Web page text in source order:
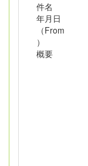
件名
年月日
（From
）
概要